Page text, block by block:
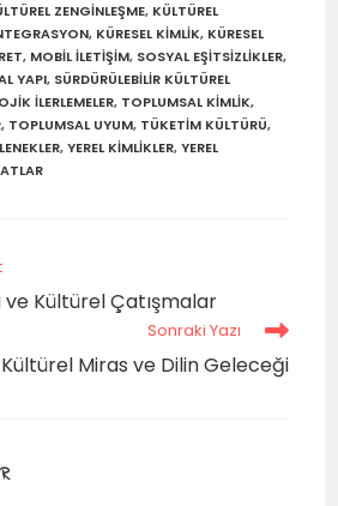
ZENGINLEŞME, KÜLTÜREL
, KÜRESEL KIMLIK, KÜRESEL
, MOBIL ILETIŞIM, SOSYAL EŞITSIZLIKLER,
YAPI, SÜRDÜRÜLEBILIR KÜLTÜREL
ILERLEMELER, TOPLUMSAL KIMLIK,
, TOPLUMSAL UYUM, TÜKETIM KÜLTÜRÜ,
, YEREL KIMLIKLER, YEREL
Kültürel Çatışmalar
Sonraki Yazı
Kültürel Miras ve Dilin Geleceği